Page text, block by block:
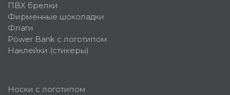
ПВХ брелки
Фирменные шоколадки
Флаги
Power Bank с логотипом
Наклейки (стикеры)
Носки с логотипом